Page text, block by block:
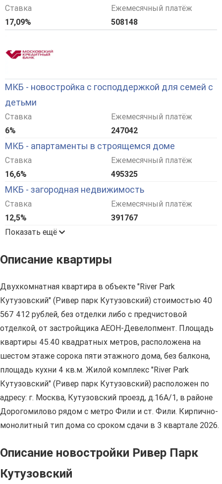
Ставка
17,09%
Ежемесячный платёж
508148
МКБ - новостройка с господдержкой для семей с
детьми
Ставка
6%
Ежемесячный платёж
247042
МКБ - апартаменты в строящемся доме
Ставка
16,6%
Ежемесячный платёж
495325
МКБ - загородная недвижимость
Ставка
12,5%
Ежемесячный платёж
391767
Показать ещё
Описание квартиры
Двухкомнатная квартира в объекте "River Park
Кутузовский" (Ривер парк Кутузовский) стоимостью 40
567 412 рублей, без отделки либо с предчистовой
отделкой, от застройщика АЕОН-Девелопмент. Площадь
квартиры 45.40 квадратных метров, расположена на
шестом этаже сорока пяти этажного дома, без балкона,
площадь кухни 4 кв.м. Жилой комплекс "River Park
Кутузовский" (Ривер парк Кутузовский) расположен по
адресу: г. Москва, Кутузовский проезд, д.16А/1, в районе
Дорогомилово рядом с метро Фили и ст. Фили. Кирпично-
монолитный тип дома со сроком сдачи в 3 квартале 2026.
Описание новостройки Ривер Парк
Кутузовский